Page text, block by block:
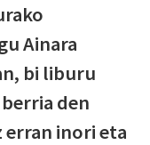
Ainara
bi liburu
den
erran inori eta